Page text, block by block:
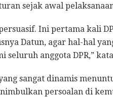
sejak awal
Ini pertama kali
Datun, agar hal-hal
seluruh anggota DPR,”
sangat dinamis
persoalan di